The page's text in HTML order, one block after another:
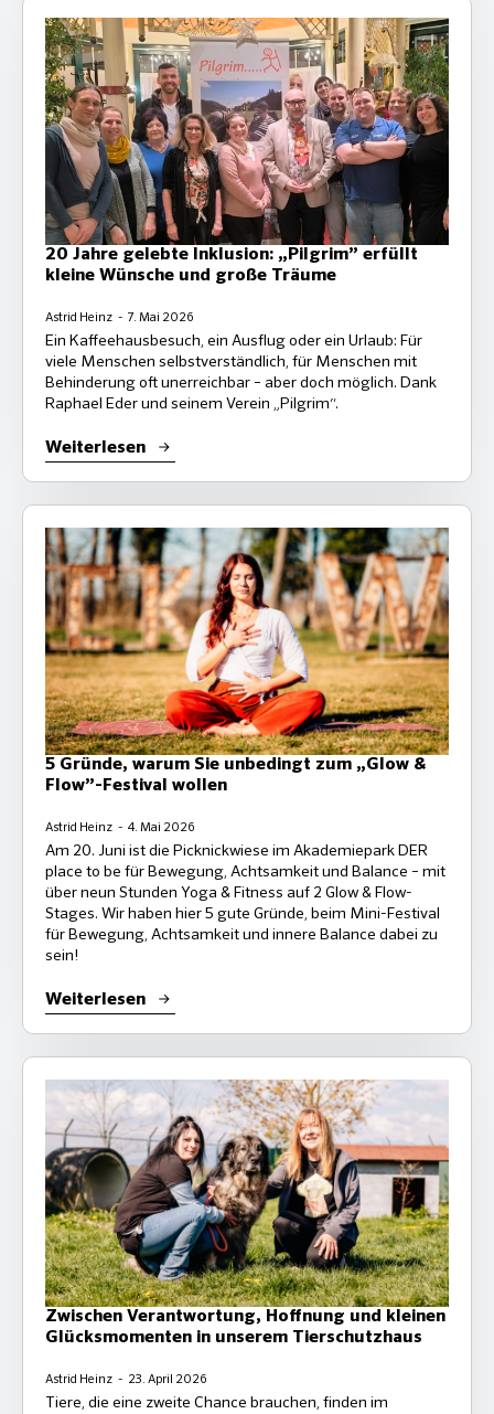
20 Jahre gelebte Inklusion: „Pilgrim” erfüllt
kleine Wünsche und große Träume
Astrid Heinz 7. Mai 2026
Ein Kaffeehausbesuch, ein Ausflug oder ein Urlaub: Für
viele Menschen selbstverständlich, für Menschen mit
Behinderung oft unerreichbar – aber doch möglich. Dank
Raphael Eder und seinem Verein „Pilgrim“.
Weiterlesen
5 Gründe, warum Sie unbedingt zum „Glow &
Flow”-Festival wollen
Astrid Heinz 4. Mai 2026
Am 20. Juni ist die Picknickwiese im Akademiepark DER
place to be für Bewegung, Achtsamkeit und Balance – mit
über neun Stunden Yoga & Fitness auf 2 Glow & Flow-
Stages. Wir haben hier 5 gute Gründe, beim Mini-Festival
für Bewegung, Achtsamkeit und innere Balance dabei zu
sein!
Weiterlesen
Zwischen Verantwortung, Hoffnung und kleinen
Glücksmomenten in unserem Tierschutzhaus
Astrid Heinz 23. April 2026
Tiere, die eine zweite Chance brauchen, finden im